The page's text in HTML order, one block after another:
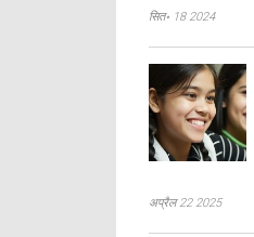
सित॰ 18 2024
अप्रैल 22 2025